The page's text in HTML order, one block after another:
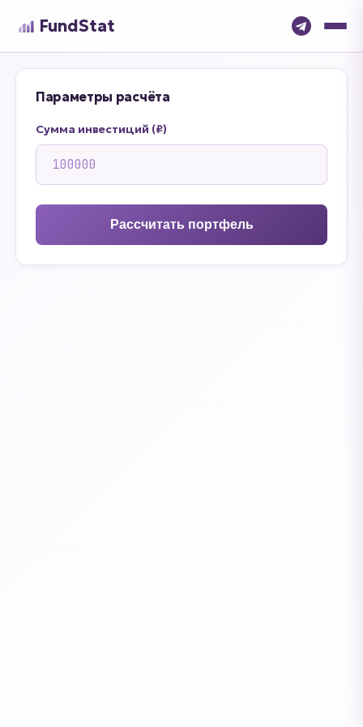
FundStat
Параметры расчёта
Сумма инвестиций (₽)
Рассчитать портфель